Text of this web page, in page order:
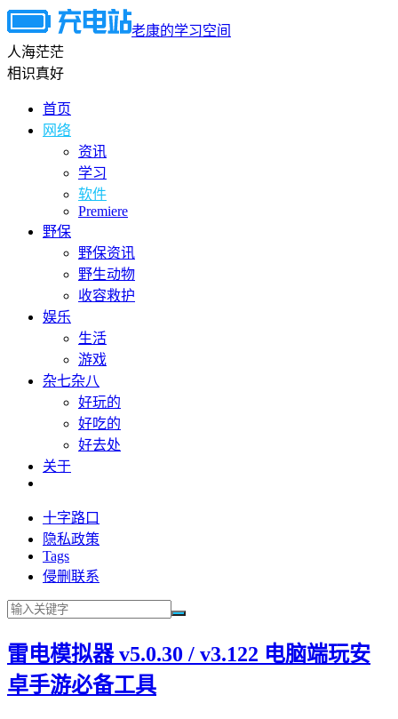
老康的学习空间
人海茫茫
相识真好
首页
网络
资讯
学习
软件
Premiere
野保
野保资讯
野生动物
收容救护
娱乐
生活
游戏
杂七杂八
好玩的
好吃的
好去处
关于
十字路口
隐私政策
Tags
侵删联系
雷电模拟器 v5.0.30 / v3.122 电脑端玩安
卓手游必备工具